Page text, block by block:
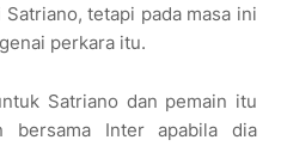
tetapi pada masa ini
perkara itu.
Satriano dan pemain itu
bersama Inter apabila dia